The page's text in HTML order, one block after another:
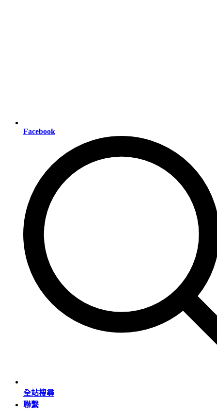
Facebook
全站搜尋
聯繫